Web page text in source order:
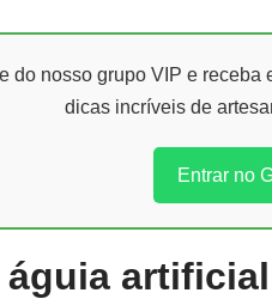
do nosso grupo VIP e
dicas incríveis de
Entrar no